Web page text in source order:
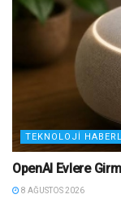
TEKNOLOJI
OpenAI Evlere
8 AĞUSTOS 2026